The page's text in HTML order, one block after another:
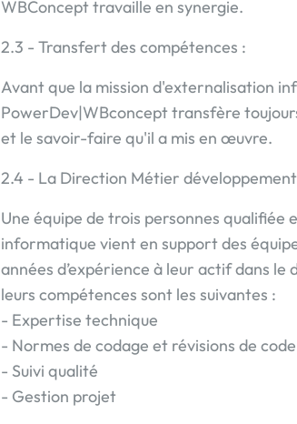
WBConcept travaille en synergie.
2.3 - Transfert des compétences :
Avant que la mission d'externalisation
PowerDev|WBconcept transfère
et le savoir-faire qu'il a mis en œuvre.
2.4 - La Direction Métier
Une équipe de trois personnes
informatique vient en support des
années d’expérience à leur actif dans
leurs compétences sont les suivantes :
- Expertise technique
- Normes de codage et révisions de code
- Suivi qualité
- Gestion projet